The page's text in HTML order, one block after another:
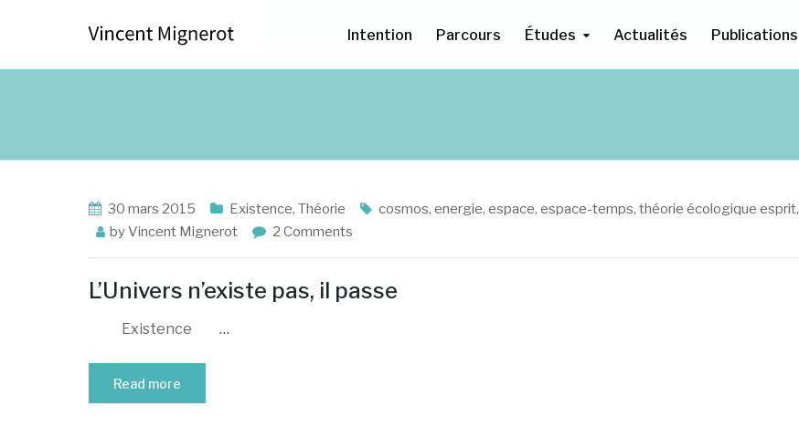
Intention Parcours Études Actualités Publications
30 mars 2015 Existence, Théorie cosmos, energie, espace, espace-temps, théorie écologique esprit,
byVincent Mignerot 2 Comments
L’Univers n’existe pas, il passe
Existence …
Read more